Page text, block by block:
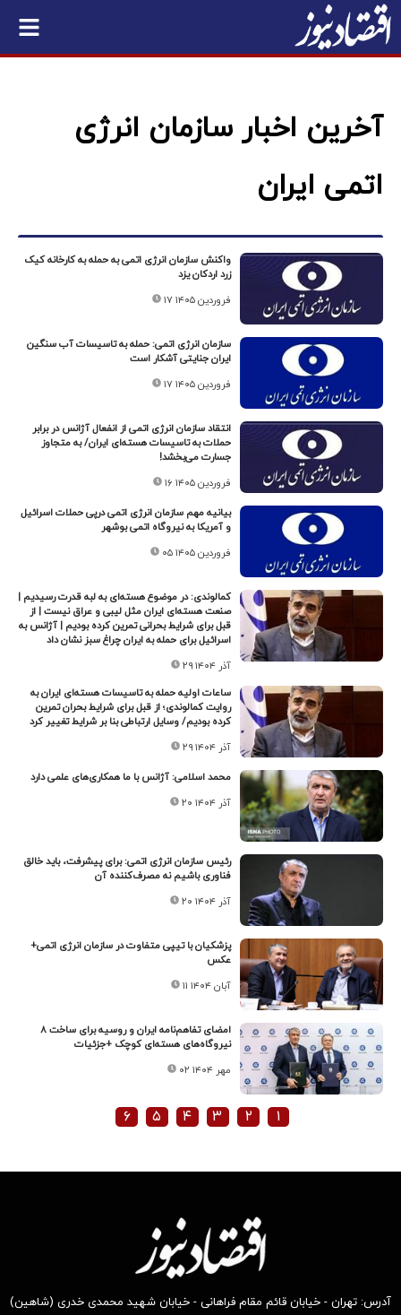
آخرین اخبار سازمان انرژی
اتمی ایران
واکنش سازمان انرژی اتمی به حمله به کارخانه کیک
زرد اردکان یزد
۱۷ فروردین ۱۴۰۵
سازمان انرژی اتمی: حمله به تاسیسات آب سنگین
ایران جنایتی آشکار است
۱۷ فروردین ۱۴۰۵
انتقاد سازمان انرژی اتمی از انفعال آژانس در برابر
حملات به تاسیسات هسته‌ای ایران/ به متجاوز
جسارت می‌بخشد!
۱۶ فروردین ۱۴۰۵
بیانیه مهم سازمان انرژی اتمی درپی حملات اسرائیل
و آمریکا به نیروگاه اتمی بوشهر
۰۵ فروردین ۱۴۰۵
کمالوندی: در موضوع هسته‌ای به لبه قدرت رسیدیم |
صنعت هسته‌ای ایران مثل لیبی و عراق نیست | از
قبل برای شرایط بحرانی تمرین کرده بودیم | آژانس به
اسرائیل برای حمله به ایران چراغ سبز نشان داد
۲۹ آذر ۱۴۰۴
ساعات اولیه حمله به تاسیسات هسته‌ای ایران به
روایت کمالوندی؛ از قبل برای شرایط بحران تمرین
کرده بودیم/ وسایل ارتباطی بنا بر شرایط تغییر کرد
۲۹ آذر ۱۴۰۴
محمد اسلامی: آژانس با ما همکاری‌های علمی دارد
۲۰ آذر ۱۴۰۴
رئیس سازمان انرژی اتمی: برای پیشرفت، باید خالق
فناوری باشیم نه مصرف‌کننده آن
۲۰ آذر ۱۴۰۴
پزشکیان با تیپی متفاوت در سازمان انرژی اتمی+
عکس
۱۱ آبان ۱۴۰۴
امضای تفاهم‌نامه ایران و روسیه برای ساخت ۸
نیروگاه‌های هسته‌ای کوچک +جزئیات
۰۲ مهر ۱۴۰۴
۱ ۲ ۳ ۴ ۵ ۶
آدرس: تهران - خیابان قائم مقام فراهانی - خیابان شهید محمدی خدری (شاهین)